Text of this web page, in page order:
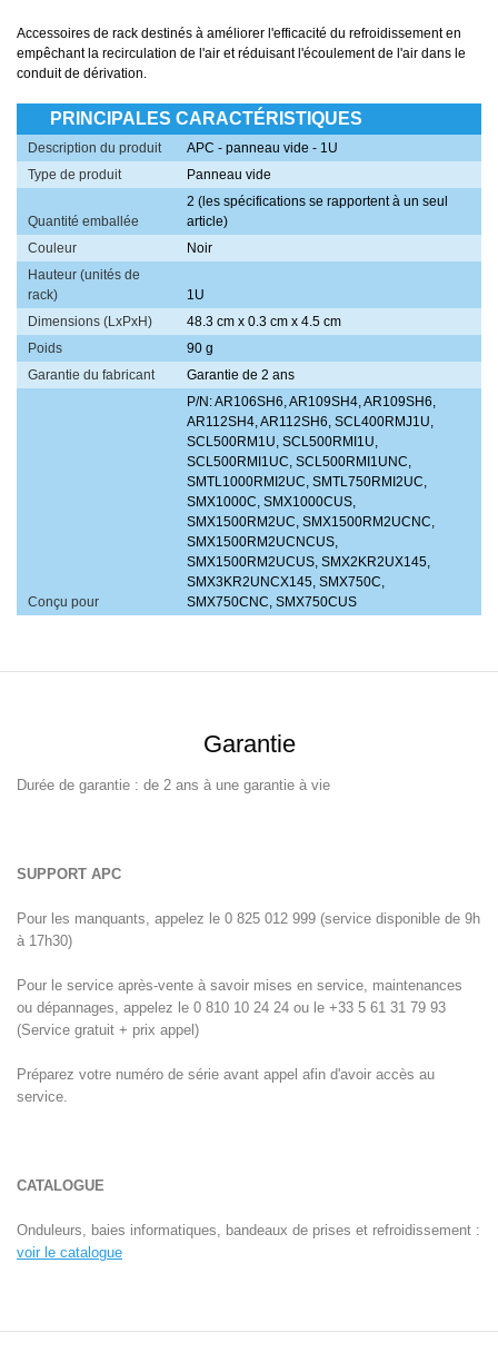
Accessoires de rack destinés à améliorer l'efficacité du refroidissement en
empêchant la recirculation de l'air et réduisant l'écoulement de l'air dans le
conduit de dérivation.
PRINCIPALES CARACTÉRISTIQUES
Description du produit
APC - panneau vide - 1U
Type de produit
Panneau vide
Quantité emballée
2 (les spécifications se rapportent à un seul
article)
Couleur
Noir
Hauteur (unités de
rack)
1U
Dimensions (LxPxH)
48.3 cm x 0.3 cm x 4.5 cm
Poids
90 g
Garantie du fabricant
Garantie de 2 ans
Conçu pour
P/N: AR106SH6, AR109SH4, AR109SH6,
AR112SH4, AR112SH6, SCL400RMJ1U,
SCL500RM1U, SCL500RMI1U,
SCL500RMI1UC, SCL500RMI1UNC,
SMTL1000RMI2UC, SMTL750RMI2UC,
SMX1000C, SMX1000CUS,
SMX1500RM2UC, SMX1500RM2UCNC,
SMX1500RM2UCNCUS,
SMX1500RM2UCUS, SMX2KR2UX145,
SMX3KR2UNCX145, SMX750C,
SMX750CNC, SMX750CUS
Garantie
Durée de garantie : de 2 ans à une garantie à vie
SUPPORT APC
Pour les manquants, appelez le 0 825 012 999 (service disponible de 9h
à 17h30)
Pour le service après-vente à savoir mises en service, maintenances
ou dépannages, appelez le 0 810 10 24 24 ou le +33 5 61 31 79 93
(Service gratuit + prix appel)
Préparez votre numéro de série avant appel afin d'avoir accès au
service.
CATALOGUE
Onduleurs, baies informatiques, bandeaux de prises et refroidissement :
voir le catalogue